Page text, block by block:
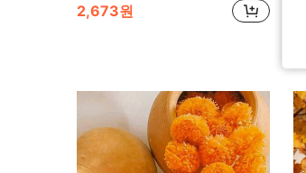
2,673원